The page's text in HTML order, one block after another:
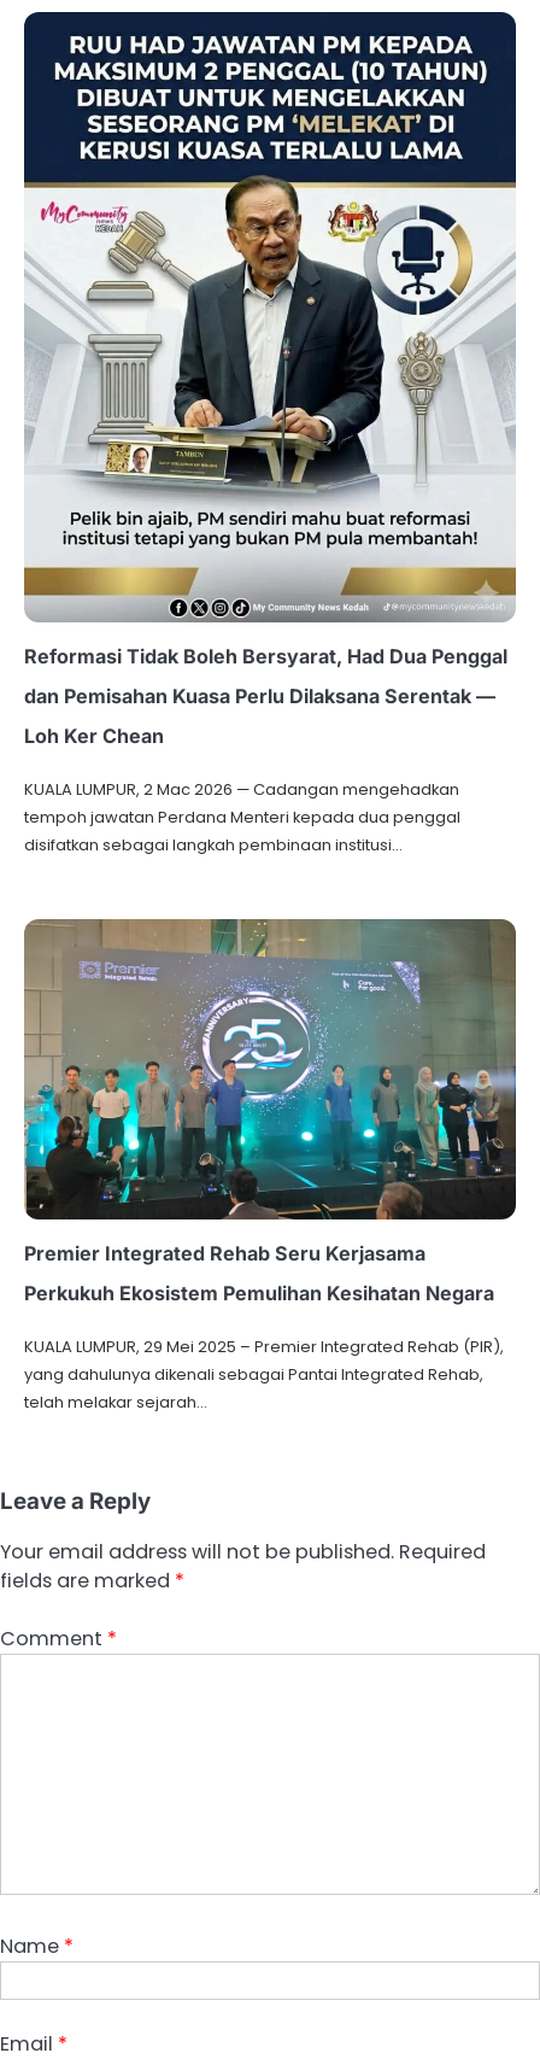
Reformasi Tidak Boleh Bersyarat, Had Dua Penggal
dan Pemisahan Kuasa Perlu Dilaksana Serentak —
Loh Ker Chean
KUALA LUMPUR, 2 Mac 2026 — Cadangan mengehadkan
tempoh jawatan Perdana Menteri kepada dua penggal
disifatkan sebagai langkah pembinaan institusi…
Premier Integrated Rehab Seru Kerjasama
Perkukuh Ekosistem Pemulihan Kesihatan Negara
KUALA LUMPUR, 29 Mei 2025 – Premier Integrated Rehab (PIR),
yang dahulunya dikenali sebagai Pantai Integrated Rehab,
telah melakar sejarah…
Leave a Reply
Your email address will not be published. Required
fields are marked *
Comment *
Name *
Email *